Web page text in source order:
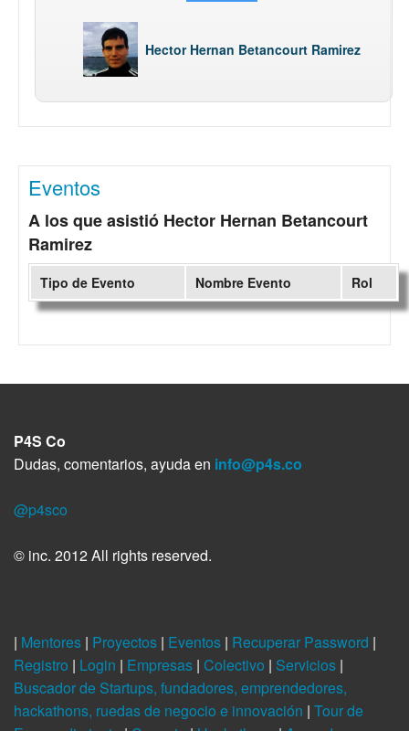
Hector Hernan Betancourt Ramirez
Eventos
A los que asistió Hector Hernan Betancourt
Ramirez
Tipo de Evento Nombre Evento Rol
P4S Co
Dudas, comentarios, ayuda en info@p4s.co
@p4sco
© inc. 2012 All rights reserved.
| Mentores | Proyectos | Eventos | Recuperar Password |
Registro | Login | Empresas | Colectivo | Servicios |
Buscador de Startups, fundadores, emprendedores,
hackathons, ruedas de negocio e innovación | Tour de